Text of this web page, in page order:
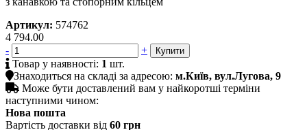
Артикул: 574762
4 794.00
-
+
 Товар у наявності: 1 шт.
Знаходиться на складі за адресою: м.Київ, вул.Лугова, 9
 Може бути доставлений вам у найкоротші терміни
наступними чином:
Нова пошта
Вартість доставки від 60 грн